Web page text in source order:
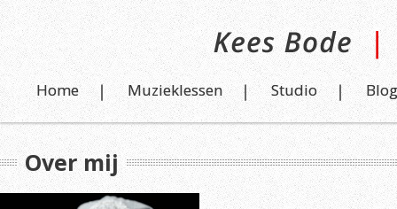
Home Muzieklessen Studio Blog
Over mij